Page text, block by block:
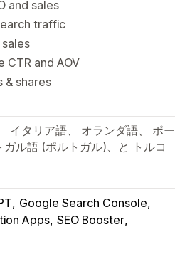
and sales
traffic
and AOV
& shares
イタリア語、 オランダ語、 ポー
ル語 (ポルトガル)、と トルコ
Google Search Console
Apps SEO Booster